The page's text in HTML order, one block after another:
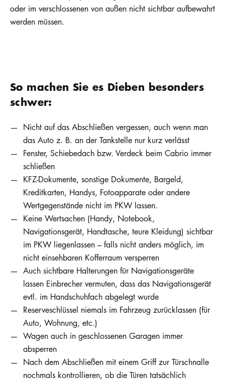
oder im verschlossenen von außen nicht sichtbar aufbewahrt
werden müssen.
So machen Sie es Dieben besonders
schwer:
Nicht auf das Abschließen vergessen, auch wenn man
das Auto z. B. an der Tankstelle nur kurz verlässt
Fenster, Schiebedach bzw. Verdeck beim Cabrio immer
schließen
KFZ-Dokumente, sonstige Dokumente, Bargeld,
Kreditkarten, Handys, Fotoapparate oder andere
Wertgegenstände nicht im PKW lassen.
Keine Wertsachen (Handy, Notebook,
Navigationsgerät, Handtasche, teure Kleidung) sichtbar
im PKW liegenlassen – falls nicht anders möglich, im
nicht einsehbaren Kofferraum versperren
Auch sichtbare Halterungen für Navigationsgeräte
lassen Einbrecher vermuten, dass das Navigationsgerät
evtl. im Handschuhfach abgelegt wurde
Reserveschlüssel niemals im Fahrzeug zurücklassen (für
Auto, Wohnung, etc.)
Wagen auch in geschlossenen Garagen immer
absperren
Nach dem Abschließen mit einem Griff zur Türschnalle
nochmals kontrollieren, ob die Türen tatsächlich